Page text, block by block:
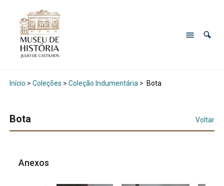
Início > Coleções > Coleção Indumentária > Bota
Bota Voltar
Anexos